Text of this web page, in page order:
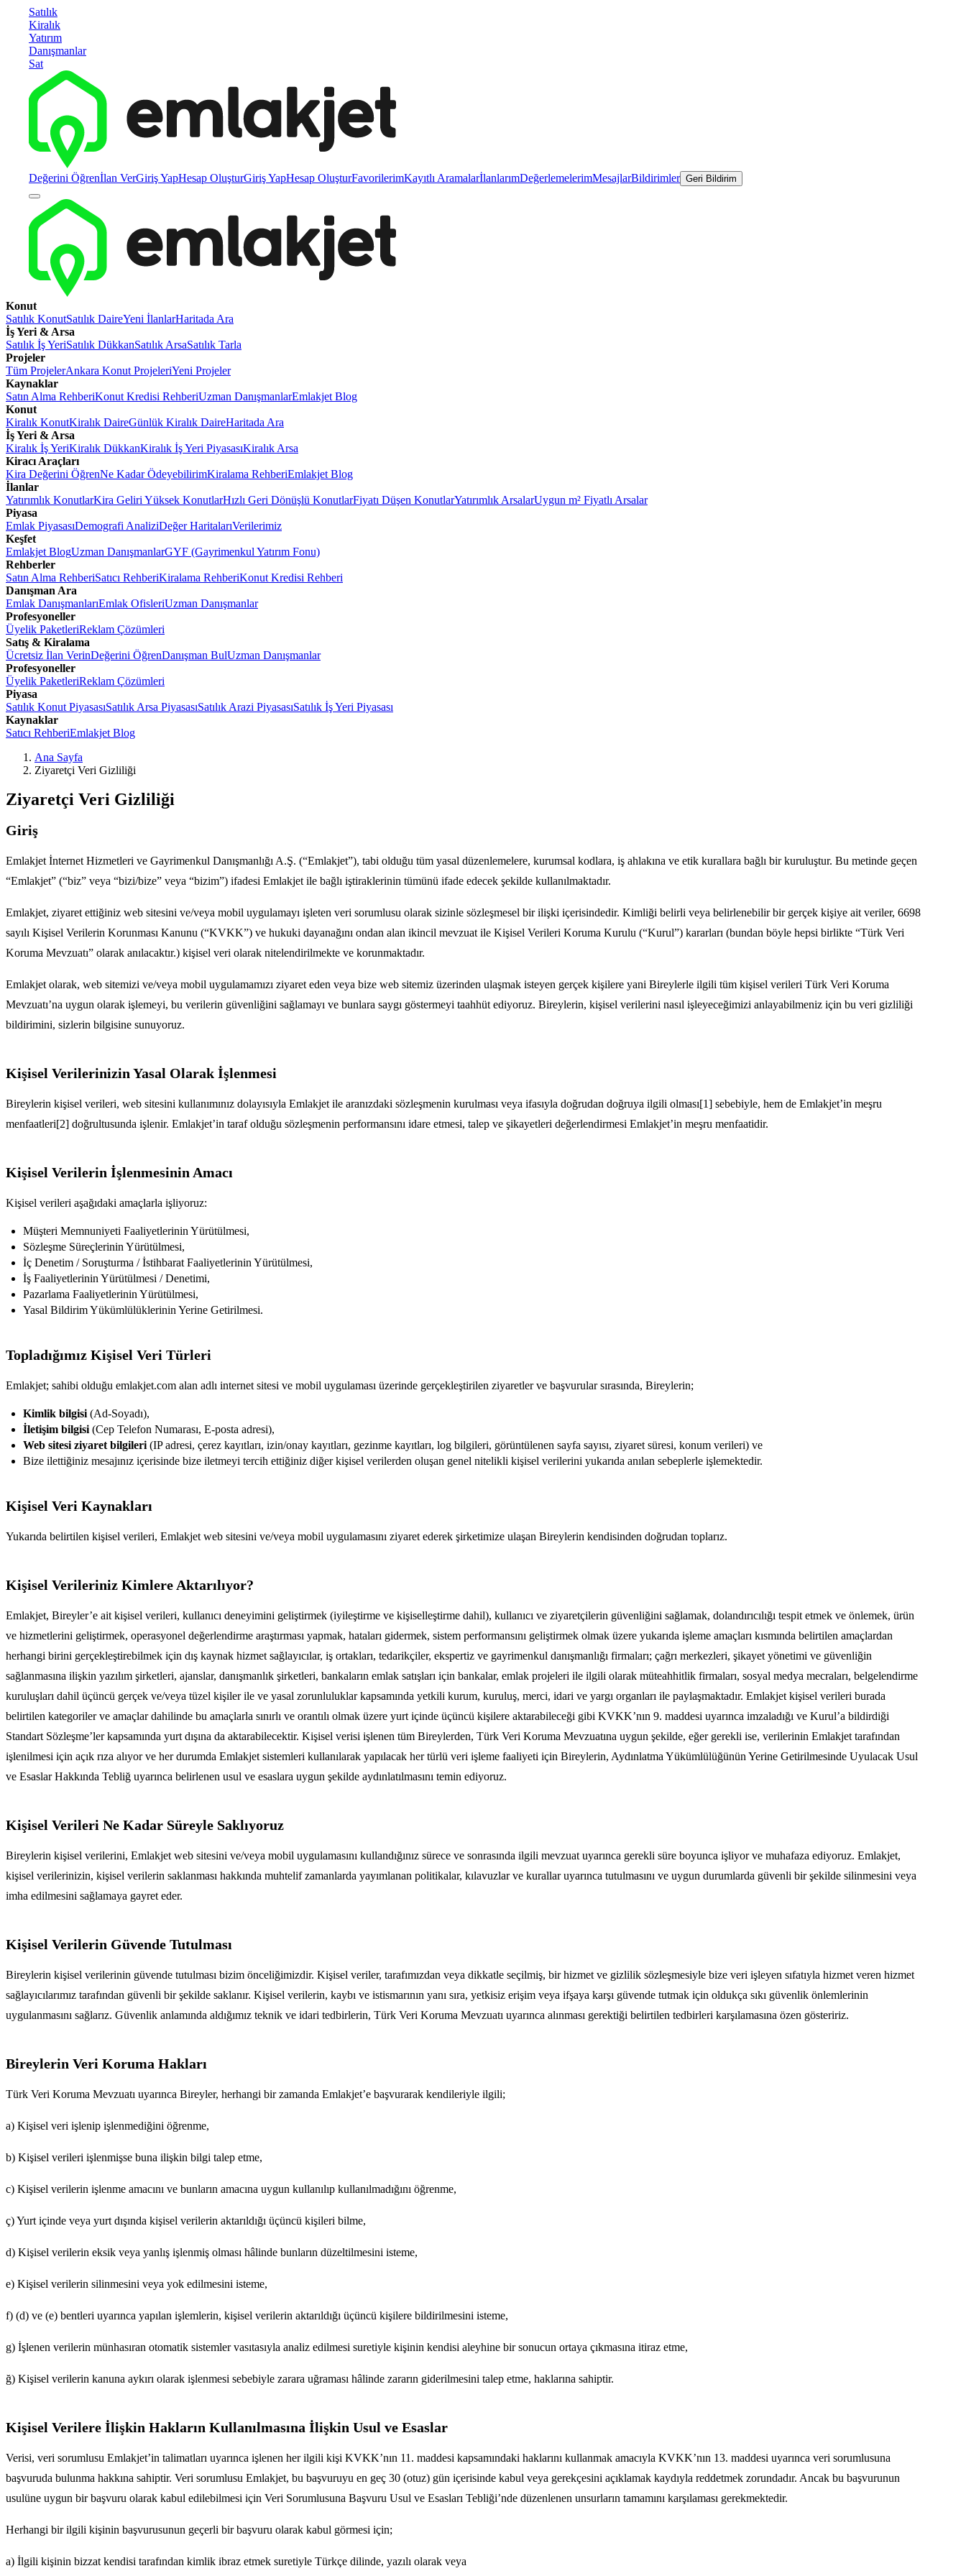
Satılık
Kiralık
Yatırım
Danışmanlar
Sat
Değerini Öğrenİlan VerGiriş YapHesap OluşturGiriş YapHesap OluşturFavorilerimKayıtlı AramalarİlanlarımDeğerlemelerimMesajlarBildirimler Geri Bildirim
Konut
Satılık KonutSatılık DaireYeni İlanlarHaritada Ara
İş Yeri & Arsa
Satılık İş YeriSatılık DükkanSatılık ArsaSatılık Tarla
Projeler
Tüm ProjelerAnkara Konut ProjeleriYeni Projeler
Kaynaklar
Satın Alma RehberiKonut Kredisi RehberiUzman DanışmanlarEmlakjet Blog
Konut
Kiralık KonutKiralık DaireGünlük Kiralık DaireHaritada Ara
İş Yeri & Arsa
Kiralık İş YeriKiralık DükkanKiralık İş Yeri PiyasasıKiralık Arsa
Kiracı Araçları
Kira Değerini ÖğrenNe Kadar ÖdeyebilirimKiralama RehberiEmlakjet Blog
İlanlar
Yatırımlık KonutlarKira Geliri Yüksek KonutlarHızlı Geri Dönüşlü KonutlarFiyatı Düşen KonutlarYatırımlık ArsalarUygun m² Fiyatlı Arsalar
Piyasa
Emlak PiyasasıDemografi AnaliziDeğer HaritalarıVerilerimiz
Keşfet
Emlakjet BlogUzman DanışmanlarGYF (Gayrimenkul Yatırım Fonu)
Rehberler
Satın Alma RehberiSatıcı RehberiKiralama RehberiKonut Kredisi Rehberi
Danışman Ara
Emlak DanışmanlarıEmlak OfisleriUzman Danışmanlar
Profesyoneller
Üyelik PaketleriReklam Çözümleri
Satış & Kiralama
Ücretsiz İlan VerinDeğerini ÖğrenDanışman BulUzman Danışmanlar
Profesyoneller
Üyelik PaketleriReklam Çözümleri
Piyasa
Satılık Konut PiyasasıSatılık Arsa PiyasasıSatılık Arazi PiyasasıSatılık İş Yeri Piyasası
Kaynaklar
Satıcı RehberiEmlakjet Blog
Ana Sayfa
Ziyaretçi Veri Gizliliği
Ziyaretçi Veri Gizliliği
Giriş
Emlakjet İnternet Hizmetleri ve Gayrimenkul Danışmanlığı A.Ş. (“Emlakjet”), tabi olduğu tüm yasal düzenlemelere, kurumsal kodlara, iş ahlakına ve etik kurallara bağlı bir kuruluştur. Bu metinde geçen
“Emlakjet” (“biz” veya “bizi/bize” veya “bizim”) ifadesi Emlakjet ile bağlı iştiraklerinin tümünü ifade edecek şekilde kullanılmaktadır.
Emlakjet, ziyaret ettiğiniz web sitesini ve/veya mobil uygulamayı işleten veri sorumlusu olarak sizinle sözleşmesel bir ilişki içerisindedir. Kimliği belirli veya belirlenebilir bir gerçek kişiye ait veriler, 6698
sayılı Kişisel Verilerin Korunması Kanunu (“KVKK”) ve hukuki dayanağını ondan alan ikincil mevzuat ile Kişisel Verileri Koruma Kurulu (“Kurul”) kararları (bundan böyle hepsi birlikte “Türk Veri
Koruma Mevzuatı” olarak anılacaktır.) kişisel veri olarak nitelendirilmekte ve korunmaktadır.
Emlakjet olarak, web sitemizi ve/veya mobil uygulamamızı ziyaret eden veya bize web sitemiz üzerinden ulaşmak isteyen gerçek kişilere yani Bireylerle ilgili tüm kişisel verileri Türk Veri Koruma
Mevzuatı’na uygun olarak işlemeyi, bu verilerin güvenliğini sağlamayı ve bunlara saygı göstermeyi taahhüt ediyoruz. Bireylerin, kişisel verilerini nasıl işleyeceğimizi anlayabilmeniz için bu veri gizliliği
bildirimini, sizlerin bilgisine sunuyoruz.
Kişisel Verilerinizin Yasal Olarak İşlenmesi
Bireylerin kişisel verileri, web sitesini kullanımınız dolayısıyla Emlakjet ile aranızdaki sözleşmenin kurulması veya ifasıyla doğrudan doğruya ilgili olması[1] sebebiyle, hem de Emlakjet’in meşru
menfaatleri[2] doğrultusunda işlenir. Emlakjet’in taraf olduğu sözleşmenin performansını idare etmesi, talep ve şikayetleri değerlendirmesi Emlakjet’in meşru menfaatidir.
Kişisel Verilerin İşlenmesinin Amacı
Kişisel verileri aşağıdaki amaçlarla işliyoruz:
Müşteri Memnuniyeti Faaliyetlerinin Yürütülmesi,
Sözleşme Süreçlerinin Yürütülmesi,
İç Denetim / Soruşturma / İstihbarat Faaliyetlerinin Yürütülmesi,
İş Faaliyetlerinin Yürütülmesi / Denetimi,
Pazarlama Faaliyetlerinin Yürütülmesi,
Yasal Bildirim Yükümlülüklerinin Yerine Getirilmesi.
Topladığımız Kişisel Veri Türleri
Emlakjet; sahibi olduğu emlakjet.com alan adlı internet sitesi ve mobil uygulaması üzerinde gerçekleştirilen ziyaretler ve başvurular sırasında, Bireylerin;
Kimlik bilgisi (Ad-Soyadı),
İletişim bilgisi (Cep Telefon Numarası, E-posta adresi),
Web sitesi ziyaret bilgileri (IP adresi, çerez kayıtları, izin/onay kayıtları, gezinme kayıtları, log bilgileri, görüntülenen sayfa sayısı, ziyaret süresi, konum verileri) ve
Bize ilettiğiniz mesajınız içerisinde bize iletmeyi tercih ettiğiniz diğer kişisel verilerden oluşan genel nitelikli kişisel verilerini yukarıda anılan sebeplerle işlemektedir.
Kişisel Veri Kaynakları
Yukarıda belirtilen kişisel verileri, Emlakjet web sitesini ve/veya mobil uygulamasını ziyaret ederek şirketimize ulaşan Bireylerin kendisinden doğrudan toplarız.
Kişisel Verileriniz Kimlere Aktarılıyor?
Emlakjet, Bireyler’e ait kişisel verileri, kullanıcı deneyimini geliştirmek (iyileştirme ve kişiselleştirme dahil), kullanıcı ve ziyaretçilerin güvenliğini sağlamak, dolandırıcılığı tespit etmek ve önlemek, ürün
ve hizmetlerini geliştirmek, operasyonel değerlendirme araştırması yapmak, hataları gidermek, sistem performansını geliştirmek olmak üzere yukarıda işleme amaçları kısmında belirtilen amaçlardan
herhangi birini gerçekleştirebilmek için dış kaynak hizmet sağlayıcılar, iş ortakları, tedarikçiler, ekspertiz ve gayrimenkul danışmanlığı firmaları; çağrı merkezleri, şikayet yönetimi ve güvenliğin
sağlanmasına ilişkin yazılım şirketleri, ajanslar, danışmanlık şirketleri, bankaların emlak satışları için bankalar, emlak projeleri ile ilgili olarak müteahhitlik firmaları, sosyal medya mecraları, belgelendirme
kuruluşları dahil üçüncü gerçek ve/veya tüzel kişiler ile ve yasal zorunluluklar kapsamında yetkili kurum, kuruluş, merci, idari ve yargı organları ile paylaşmaktadır. Emlakjet kişisel verileri burada
belirtilen kategoriler ve amaçlar dahilinde bu amaçlarla sınırlı ve orantılı olmak üzere yurt içinde üçüncü kişilere aktarabileceği gibi KVKK’nın 9. maddesi uyarınca imzaladığı ve Kurul’a bildirdiği
Standart Sözleşme’ler kapsamında yurt dışına da aktarabilecektir. Kişisel verisi işlenen tüm Bireylerden, Türk Veri Koruma Mevzuatına uygun şekilde, eğer gerekli ise, verilerinin Emlakjet tarafından
işlenilmesi için açık rıza alıyor ve her durumda Emlakjet sistemleri kullanılarak yapılacak her türlü veri işleme faaliyeti için Bireylerin, Aydınlatma Yükümlülüğünün Yerine Getirilmesinde Uyulacak Usul
ve Esaslar Hakkında Tebliğ uyarınca belirlenen usul ve esaslara uygun şekilde aydınlatılmasını temin ediyoruz.
Kişisel Verileri Ne Kadar Süreyle Saklıyoruz
Bireylerin kişisel verilerini, Emlakjet web sitesini ve/veya mobil uygulamasını kullandığınız sürece ve sonrasında ilgili mevzuat uyarınca gerekli süre boyunca işliyor ve muhafaza ediyoruz. Emlakjet,
kişisel verilerinizin, kişisel verilerin saklanması hakkında muhtelif zamanlarda yayımlanan politikalar, kılavuzlar ve kurallar uyarınca tutulmasını ve uygun durumlarda güvenli bir şekilde silinmesini veya
imha edilmesini sağlamaya gayret eder.
Kişisel Verilerin Güvende Tutulması
Bireylerin kişisel verilerinin güvende tutulması bizim önceliğimizdir. Kişisel veriler, tarafımızdan veya dikkatle seçilmiş, bir hizmet ve gizlilik sözleşmesiyle bize veri işleyen sıfatıyla hizmet veren hizmet
sağlayıcılarımız tarafından güvenli bir şekilde saklanır. Kişisel verilerin, kaybı ve istismarının yanı sıra, yetkisiz erişim veya ifşaya karşı güvende tutmak için oldukça sıkı güvenlik önlemlerinin
uygulanmasını sağlarız. Güvenlik anlamında aldığımız teknik ve idari tedbirlerin, Türk Veri Koruma Mevzuatı uyarınca alınması gerektiği belirtilen tedbirleri karşılamasına özen gösteririz.
Bireylerin Veri Koruma Hakları
Türk Veri Koruma Mevzuatı uyarınca Bireyler, herhangi bir zamanda Emlakjet’e başvurarak kendileriyle ilgili;
a) Kişisel veri işlenip işlenmediğini öğrenme,
b) Kişisel verileri işlenmişse buna ilişkin bilgi talep etme,
c) Kişisel verilerin işlenme amacını ve bunların amacına uygun kullanılıp kullanılmadığını öğrenme,
ç) Yurt içinde veya yurt dışında kişisel verilerin aktarıldığı üçüncü kişileri bilme,
d) Kişisel verilerin eksik veya yanlış işlenmiş olması hâlinde bunların düzeltilmesini isteme,
e) Kişisel verilerin silinmesini veya yok edilmesini isteme,
f) (d) ve (e) bentleri uyarınca yapılan işlemlerin, kişisel verilerin aktarıldığı üçüncü kişilere bildirilmesini isteme,
g) İşlenen verilerin münhasıran otomatik sistemler vasıtasıyla analiz edilmesi suretiyle kişinin kendisi aleyhine bir sonucun ortaya çıkmasına itiraz etme,
ğ) Kişisel verilerin kanuna aykırı olarak işlenmesi sebebiyle zarara uğraması hâlinde zararın giderilmesini talep etme, haklarına sahiptir.
Kişisel Verilere İlişkin Hakların Kullanılmasına İlişkin Usul ve Esaslar
Verisi, veri sorumlusu Emlakjet’in talimatları uyarınca işlenen her ilgili kişi KVKK’nın 11. maddesi kapsamındaki haklarını kullanmak amacıyla KVKK’nın 13. maddesi uyarınca veri sorumlusuna
başvuruda bulunma hakkına sahiptir. Veri sorumlusu Emlakjet, bu başvuruyu en geç 30 (otuz) gün içerisinde kabul veya gerekçesini açıklamak kaydıyla reddetmek zorundadır. Ancak bu başvurunun
usulüne uygun bir başvuru olarak kabul edilebilmesi için Veri Sorumlusuna Başvuru Usul ve Esasları Tebliği’nde düzenlenen unsurların tamamını karşılaması gerekmektedir.
Herhangi bir ilgili kişinin başvurusunun geçerli bir başvuru olarak kabul görmesi için;
a) İlgili kişinin bizzat kendisi tarafından kimlik ibraz etmek suretiyle Türkçe dilinde, yazılı olarak veya